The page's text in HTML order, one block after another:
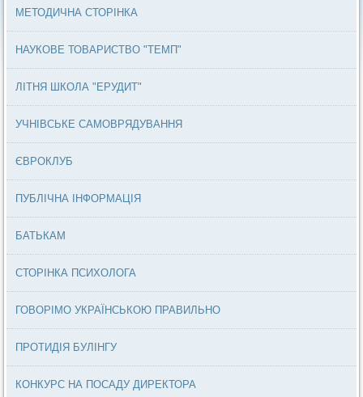
МЕТОДИЧНА СТОРІНКА
НАУКОВЕ ТОВАРИСТВО "ТЕМП"
ЛІТНЯ ШКОЛА "ЕРУДИТ"
УЧНІВСЬКЕ САМОВРЯДУВАННЯ
ЄВРОКЛУБ
ПУБЛІЧНА ІНФОРМАЦІЯ
БАТЬКАМ
СТОРІНКА ПСИХОЛОГА
ГОВОРІМО УКРАЇНСЬКОЮ ПРАВИЛЬНО
ПРОТИДІЯ БУЛІНГУ
КОНКУРС НА ПОСАДУ ДИРЕКТОРА